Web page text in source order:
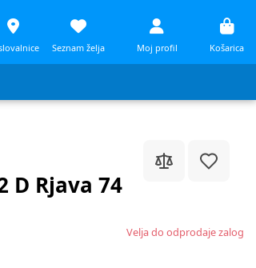
Seznam želja Moj profil Košarica
D Rjava 74
Velja do odprodaje zalog